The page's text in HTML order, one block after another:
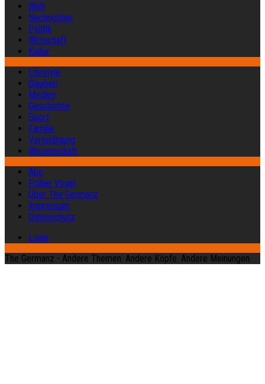
Welt
Nachrichten
Politik
Wirtschaft
Kultur
Lifestyle
Glauben
Medien
Geschichte
Sport
Familie
Verteidigung
Wissenschaft
Abo
Früher Vogel
Über The Germanz
Impressum
Datenschutz
Login
The Germanz - Andere Themen. Andere Köpfe. Andere Meinungen.